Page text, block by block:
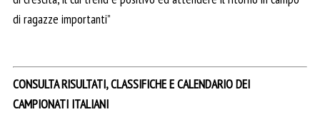
di ragazze importanti”
CONSULTA RISULTATI, CLASSIFICHE E CALENDARIO DEI
CAMPIONATI ITALIANI